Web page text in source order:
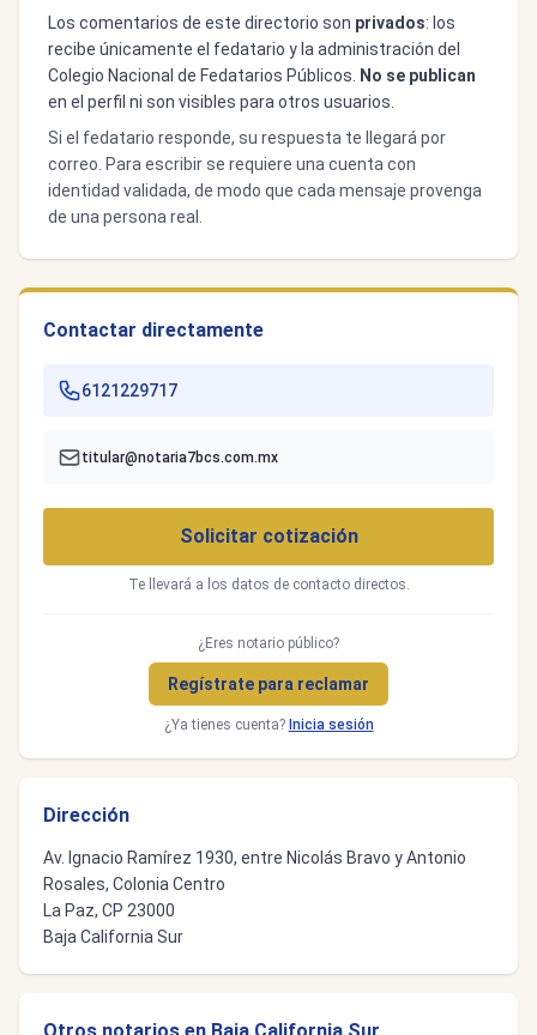
Los comentarios de este directorio son privados: los
recibe únicamente el fedatario y la administración del
Colegio Nacional de Fedatarios Públicos.
No se publican
en el perfil ni son visibles para otros usuarios.
Si el fedatario responde, su respuesta te llegará por
correo. Para escribir se requiere una cuenta con
identidad validada, de modo que cada mensaje provenga
de una persona real.
Contactar directamente
6121229717
titular@notaria7bcs.com.mx
Solicitar cotización
Te llevará a los datos de contacto directos.
¿Eres notario público?
Regístrate para reclamar
¿Ya tienes cuenta? Inicia sesión
Dirección
Av. Ignacio Ramírez 1930, entre Nicolás Bravo y Antonio
Rosales, Colonia Centro
La Paz, CP 23000
Baja California Sur